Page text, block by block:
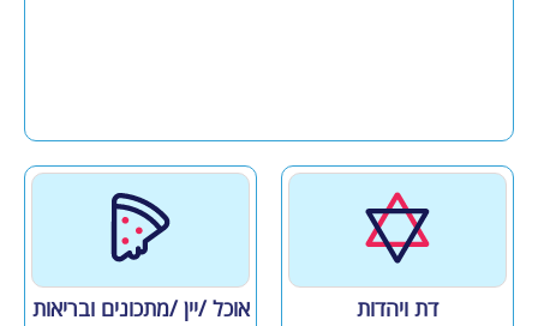
דת ויהדות אוכל /יין /מתכונים ובריאות